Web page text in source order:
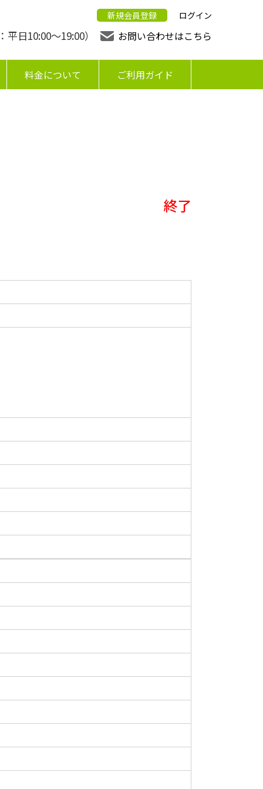
新規会員登録 ログイン
平日10:00〜19:00） お問い合わせはこちら
料金について ご利用ガイド
終了